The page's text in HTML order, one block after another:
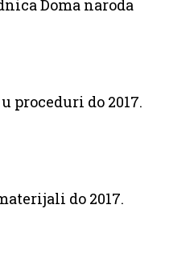
Doma naroda
proceduri do 2017.
do 2017.